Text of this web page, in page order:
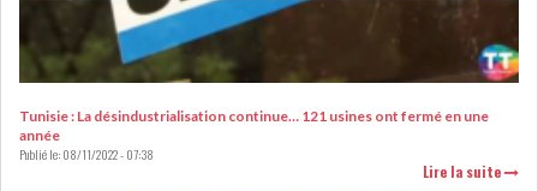
LE CALENDRIER FISCAL ET
Tunisie : La désindustrialisation continue… 121 usines ont fermé en une
année
Publié le:08/11/2022 - 07:38
Lire la suite